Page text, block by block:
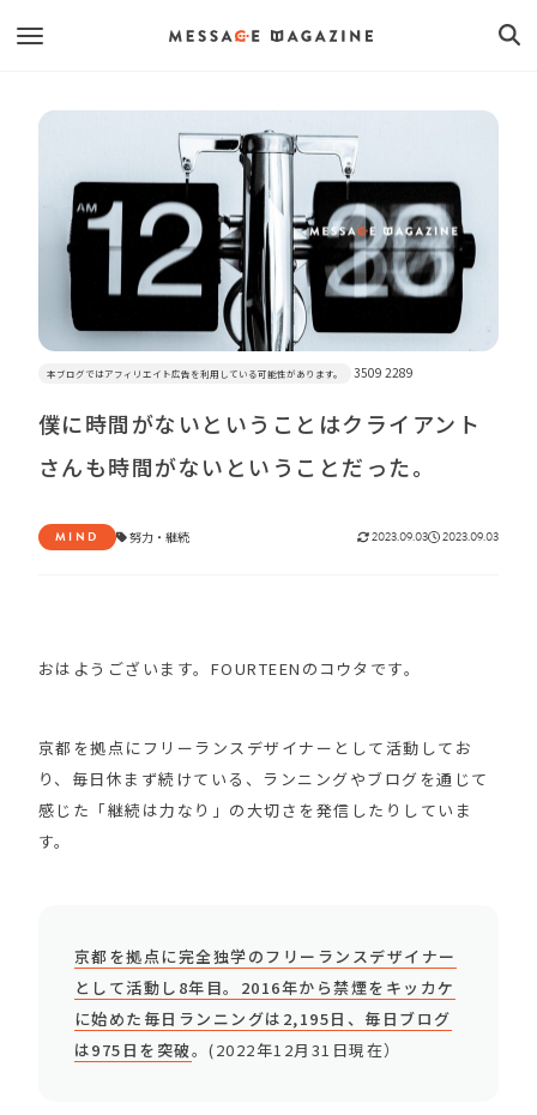
本ブログではアフィリエイト広告を利用している可能性があります。 3509 2289
僕に時間がないということはクライアント
さんも時間がないということだった。
MIND 努力・ 継続 2023.09.03 2023.09.03
おはようございます。FOURTEENのコウタです。
京都を拠点にフリーランスデザイナーとして活動してお
り、毎日休まず続けている、ランニングやブログを通じて
感じた「継続は力なり」の大切さを発信したりしていま
す。
京都を拠点に完全独学のフリーランスデザイナー
として活動し8年目。2016年から禁煙をキッカケ
に始めた毎日ランニングは2,195日、毎日ブログ
は975日を突破。(2022年12月31日現在）